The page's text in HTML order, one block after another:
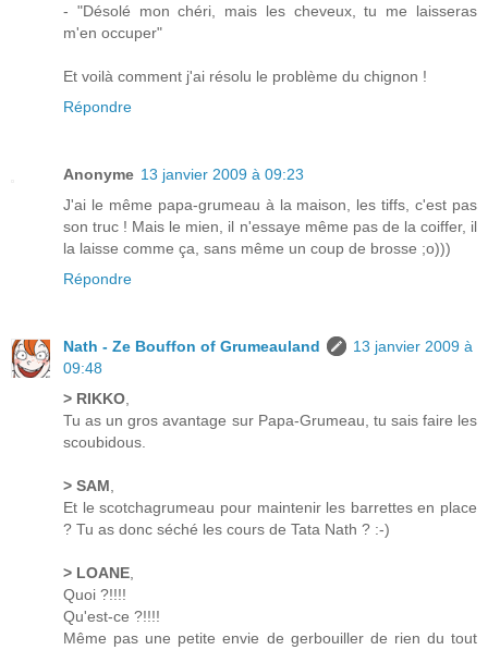
- "Désolé mon chéri, mais les cheveux, tu me laisseras
m'en occuper"
Et voilà comment j'ai résolu le problème du chignon !
Répondre
Anonyme 13 janvier 2009 à 09:23
J'ai le même papa-grumeau à la maison, les tiffs, c'est pas
son truc ! Mais le mien, il n'essaye même pas de la coiffer, il
la laisse comme ça, sans même un coup de brosse ;o)))
Répondre
Nath - Ze Bouffon of Grumeauland
13 janvier 2009 à
09:48
> RIKKO,
Tu as un gros avantage sur Papa-Grumeau, tu sais faire les
scoubidous.
> SAM,
Et le scotchagrumeau pour maintenir les barrettes en place
? Tu as donc séché les cours de Tata Nath ? :-)
> LOANE,
Quoi ?!!!!
Qu'est-ce ?!!!!
Même pas une petite envie de gerbouiller de rien du tout